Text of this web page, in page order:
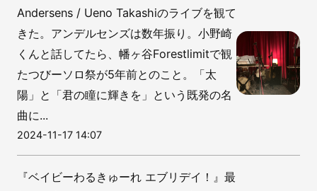
Andersens / Ueno Takashiのライブを観て
きた。アンデルセンズは数年振り。小野崎
くんと話してたら、幡ヶ谷Forestlimitで観
たつびーソロ祭が5年前とのこと。「太
陽」と「君の瞳に輝きを」という既発の名
曲に...
2024-11-17 14:07
『ベイビーわるきゅーれ エブリデイ！』最